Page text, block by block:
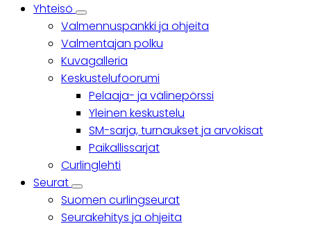
Yhteisö
Yhteisö
sub-
navigation
Valmennuspankki ja ohjeita
Valmentajan polku
Kuvagalleria
Keskustelufoorumi
Pelaaja- ja välinepörssi
Yleinen keskustelu
SM-sarja, turnaukset ja arvokisat
Paikallissarjat
Curlinglehti
Seurat
Seurat
sub-
navigation
Suomen curlingseurat
Seurakehitys ja ohjeita